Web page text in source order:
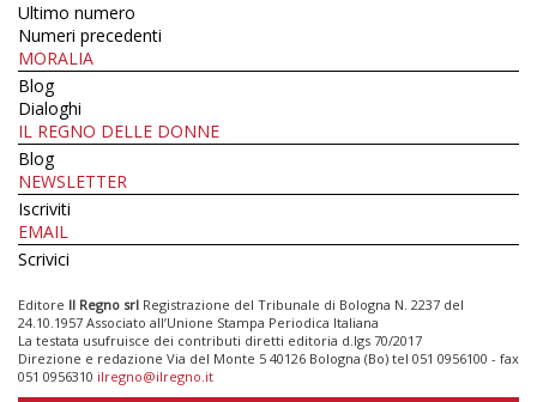
Ultimo numero
Numeri precedenti
MORALIA
Blog
Dialoghi
IL REGNO DELLE DONNE
Blog
NEWSLETTER
Iscriviti
EMAIL
Scrivici
Editore Il Regno srl Registrazione del Tribunale di Bologna N. 2237 del
24.10.1957 Associato all’Unione Stampa Periodica Italiana
La testata usufruisce dei contributi diretti editoria d.lgs 70/2017
Direzione e redazione Via del Monte 5 40126 Bologna (Bo) tel 051 0956100 - fax
051 0956310 ilregno@ilregno.it